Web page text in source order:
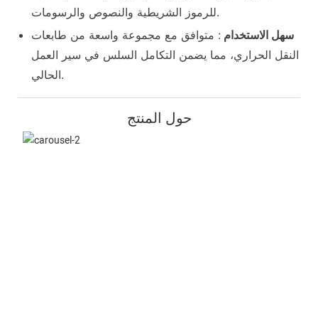
للرموز الشريطية والنصوص والرسومات.
سهل الاستخدام : متوافق مع مجموعة واسعة من طابعات
النقل الحراري، مما يضمن التكامل السلس في سير العمل
الحالي.
حول المنتج